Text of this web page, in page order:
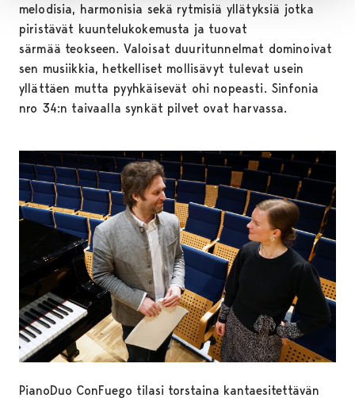
melodisia, harmonisia sekä rytmisiä yllätyksiä jotka
piristävät kuuntelukokemusta ja tuovat
särmää teokseen. Valoisat duuritunnelmat dominoivat
sen musiikkia, hetkelliset mollisävyt tulevat usein
yllättäen mutta pyyhkäisevät ohi nopeasti. Sinfonia
nro 34:n taivaalla synkät pilvet ovat harvassa.
PianoDuo ConFuego tilasi torstaina kantaesitettävän